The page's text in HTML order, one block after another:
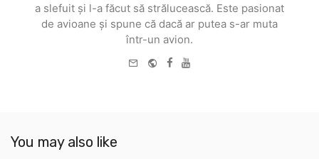
a slefuit și l-a făcut să strălucească. Este pasionat
de avioane și spune că dacă ar putea s-ar muta
într-un avion.
e-
WebsiteFacebook
You may also like